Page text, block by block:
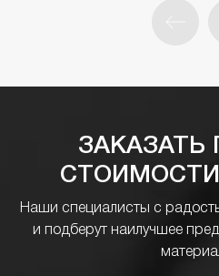
ЗАКАЗАТЬ
СТОИМОСТИ
Наши специалисты с
и подберут наилучшее